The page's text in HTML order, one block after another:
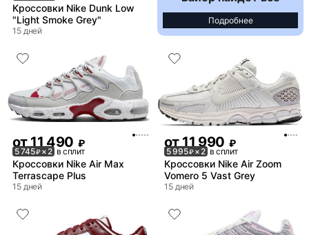
Кроссовки Nike Dunk Low
"Light Smoke Grey"
15 дней
Подробнее
от 11 490 ₽
5 745₽× 2 в сплит
Кроссовки Nike Air Max
Terrascape Plus
15 дней
от 11 990 ₽
5 995₽× 2 в сплит
Кроссовки Nike Air Zoom
Vomero 5 Vast Grey
15 дней